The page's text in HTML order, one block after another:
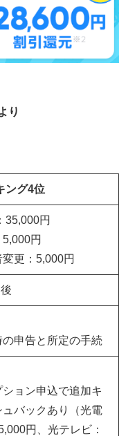
り
ング4位
35,000円
円
更：5,000円
の申告と所定の手続
ョン申込で追加キ
ュバックあり（光電
円、光テレビ：